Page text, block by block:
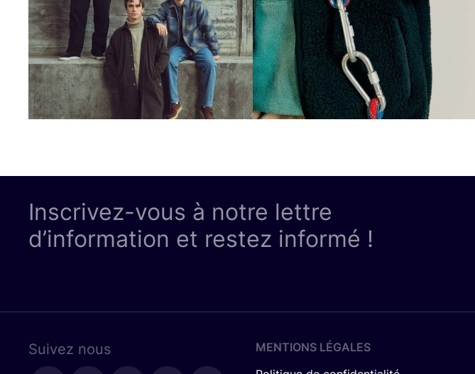
Inscrivez-vous à notre lettre
d’information et restez informé !
Suivez nous
MENTIONS LÉGALES